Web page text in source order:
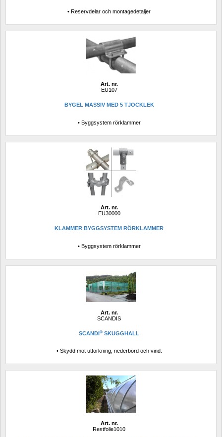
• Reservdelar och montagedetaljer
Art. nr.
EU107
BYGEL MASSIV MED 5 TJOCKLEK
• Byggsystem rörklammer
Art. nr.
EU30000
KLAMMER BYGGSYSTEM RÖRKLAMMER
• Byggsystem rörklammer
Art. nr.
SCANDIS
SCANDI® SKUGGHALL
• Skydd mot uttorkning, nederbörd och vind.
Art. nr.
Restfolie1010